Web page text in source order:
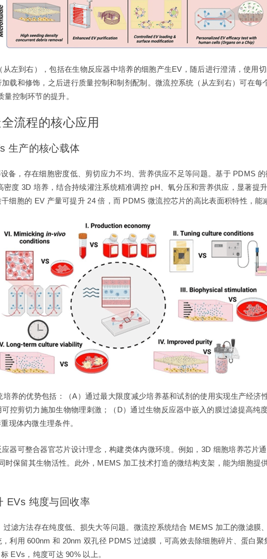
左到右），包括在生物反应器中培养的细胞产生EV，随后进行澄清，使用
载和修饰，之后进行质量控制和制剂配制。微流控系统（从左到右）可在
控制环节的提升。
流程的核心应用
生产的核心载体
备，存在细胞密度低、剪切应力不均、营养供应不足等问题。基于 PDMS
度 3D 培养，结合持续灌注系统精准调控 pH、氧分压和营养供应，显著提
细胞的 EV 产量可提升 24 倍，而 PDMS 微流控芯片的高比表面积特性，能
养的优势包括：（A）通过最大限度减少培养基和试剂的使用实现生产经济
控剪切力施加生物物理刺激；（D）通过生物反应器中嵌入的膜过滤提高纯
现体内微生理条件。
器可整合器官芯片设计理念，构建类体内微环境。例如，3D 细胞培养芯片
时保留其生物活性。此外，MEMS 加工技术打造的微结构支架，能为细胞提
纯度与回收率
滤方法存在纯度低、损失大等问题。微流控系统结合 MEMS 加工的微滤膜
利用 600nm 和 20nm 双孔径 PDMS 过滤膜，可高效去除细胞碎片、蛋白
EVs，纯度可达 90% 以上。